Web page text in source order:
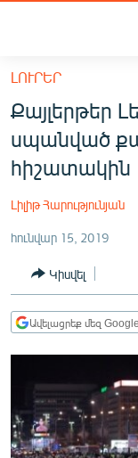
հիմնական
բովանդակությանը
հիմնական
մենյուին
ՀԱՅԱՍՏԱՆ
ՔԱՂԱՔԱԿԱՆ
ՏՆՏԵՍՈՒԹՅՈՒՆ
ՂԱՐԱԲԱՂ
ՏԱՐԱԾԱՇՐՋԱՆ
ՄԻՋԱԶԳԱՅԻՆ
ՄՇԱԿՈՒՅԹ
ԼՈՒՐԵՐ
Քայլերթեր
սպանված
հիշատակին
Լիլիթ Հարությունյան
հունվար 15, 2019
Կիսվել
Ավելացրեք մեզ